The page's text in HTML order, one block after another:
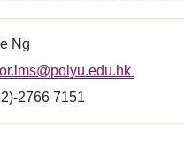
Ng
2766 7151